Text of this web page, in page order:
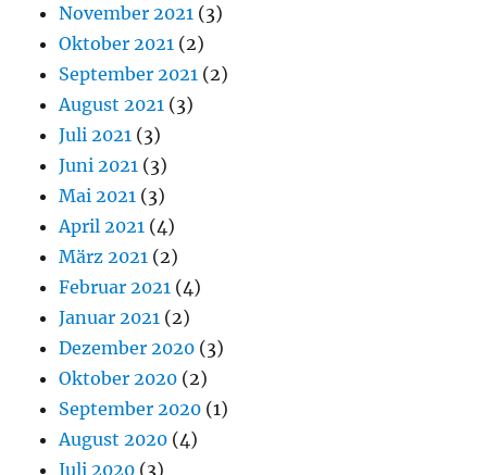
November 2021 (3)
Oktober 2021 (2)
September 2021 (2)
August 2021 (3)
Juli 2021 (3)
Juni 2021 (3)
Mai 2021 (3)
April 2021 (4)
März 2021 (2)
Februar 2021 (4)
Januar 2021 (2)
Dezember 2020 (3)
Oktober 2020 (2)
September 2020 (1)
August 2020 (4)
Juli 2020 (3)